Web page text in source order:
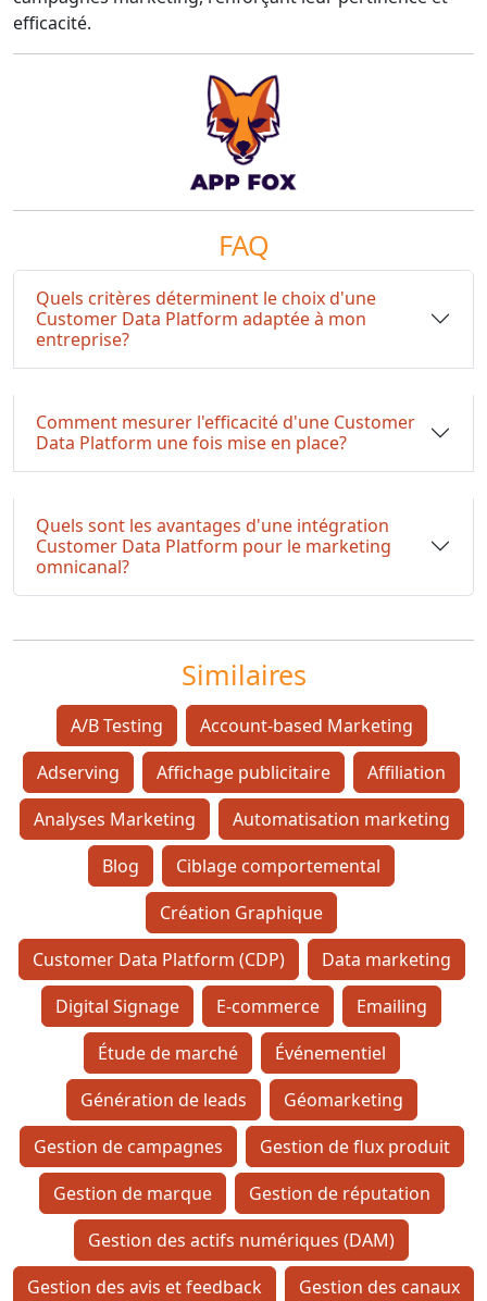
efficacité.
FAQ
Quels critères déterminent le choix d'une
Customer Data Platform adaptée à mon
entreprise?
Comment mesurer l'efficacité d'une Customer
Data Platform une fois mise en place?
Quels sont les avantages d'une intégration
Customer Data Platform pour le marketing
omnicanal?
Similaires
A/B Testing
Account-based Marketing
Adserving
Affichage publicitaire
Affiliation
Analyses Marketing
Automatisation marketing
Blog
Ciblage comportemental
Création Graphique
Customer Data Platform (CDP)
Data marketing
Digital Signage
E-commerce
Emailing
Étude de marché
Événementiel
Génération de leads
Géomarketing
Gestion de campagnes
Gestion de flux produit
Gestion de marque
Gestion de réputation
Gestion des actifs numériques (DAM)
Gestion des avis et feedback
Gestion des canaux